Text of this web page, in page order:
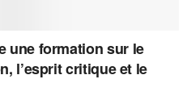
une formation sur le
l’esprit critique et le